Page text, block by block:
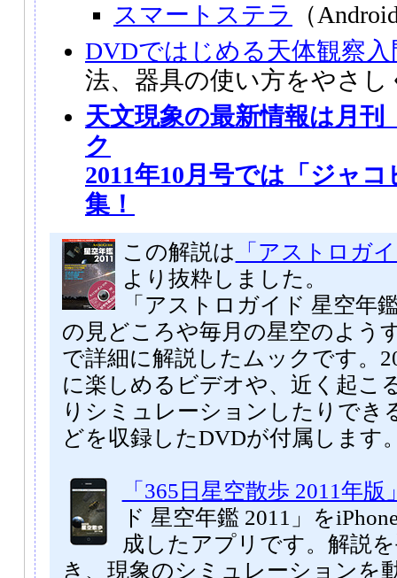
スマートステラ
（
DVDではじめる天体観察入
法、器具の使い方をやさし
天文現象の最新情報は月
ク
2011年10月号では「ジャ
集！
この解説は 「アストロガ
より抜粋しました。
「アストロガイド 星空年
の見どころや毎月の星空のよう
で詳細に解説したムックです。
に楽しめるビデオや、近く起こ
りシミュレーションしたりでき
どを収録したDVDが付属します
「365日星空散歩 2011年版
ド 星空年鑑 2011」を
成したアプリです。解説
き、現象のシミュレーションを